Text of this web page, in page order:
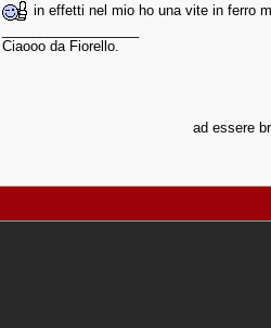
in effetti nel mio ho una vite in ferro
Ciaooo da Fiorello.
ad essere